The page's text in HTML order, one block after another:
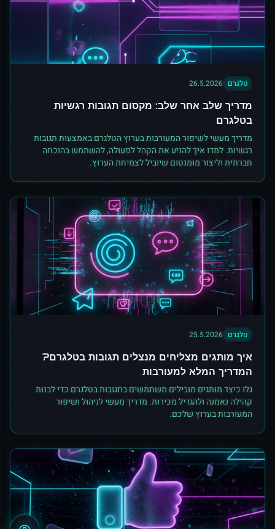
טלגרם 26.5.2026
מדריך שלב אחר שלב: מקסום תגובות רגשיות
בטלגרם
מדריך מעשי לשיפור המעורבות בערוץ הטלגרם באמצעות תגובות
רגשיות. למדו איך להניע את הקהל לפעולה, להשתמש בהוכחה
חברתית וליצור מומנטום שיוביל לצמיחת הערוץ.
טלגרם 25.5.2026
איך מותגים מצליחים מנצלים תגובות בטלגרם?
המדריך המלא למעורבות
גלו כיצד מותגים מובילים משתמשים בתגובות בטלגרם כדי לבנות
קהילה נאמנה ולהגדיל מכירות. מדריך מעשי לניהול ושיפור
המעורבות בערוץ שלכם.